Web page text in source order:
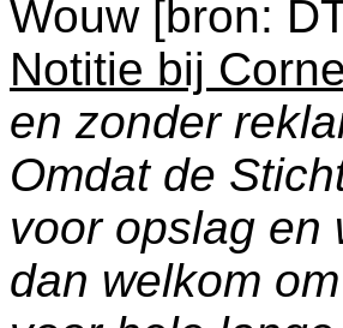
Wouw[bron:
Notitie bij
en zonder
Omdat de
voor opslag en
dan welkom